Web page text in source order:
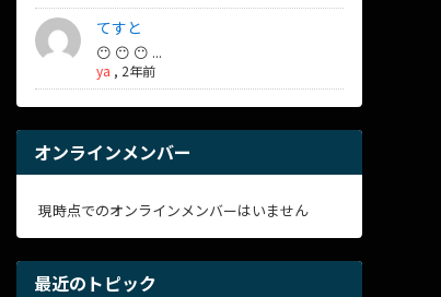
てすと
😶 😶 😶 ...
ya , 2年前
オンラインメンバー
現時点でのオンラインメンバーはいません
最近のトピック